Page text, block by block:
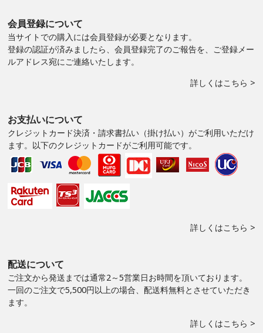
会員登録について
当サイトでの購入には会員登録が必要となります。
登録の認証が済みましたら、会員登録完了のご報告を、ご登録メー
ルアドレス宛にご連絡いたします。
詳しくはこちら >
お支払いについて
クレジットカード決済・請求書払い（掛け払い）がご利用いただけ
ます。以下のクレジットカードがご利用可能です。
詳しくはこちら >
配送について
ご注文から発送までは通常2～5営業日お時間を頂いております。
一回のご注文で5,500円以上の場合、配送料無料とさせていただき
ます。
詳しくはこちら >